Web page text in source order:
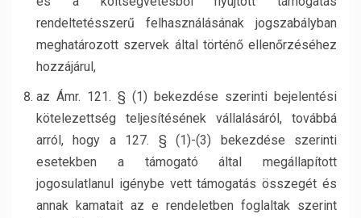
rendeltetésszerű felhasználásának jogszabályban
meghatározott szervek által történő ellenőrzéséhez
hozzájárul,
az Ámr. 121. § (1) bekezdése szerinti bejelentési
kötelezettség teljesítésének vállalásáról, továbbá
arról, hogy a 127. § (1)-(3) bekezdése szerinti
esetekben a támogató által megállapított
jogosulatlanul igénybe vett támogatás összegét és
annak kamatait az e rendeletben foglaltak szerint